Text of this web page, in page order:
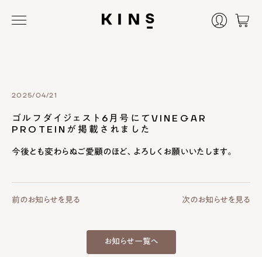
2025/04/21
ゴルフダイジェスト6月号にてVINEGAR
PROTEINが掲載されました
今後とも変わらぬご愛顧のほど、よろしくお願いいたします。
前のお知らせを見る 次のお知らせを見る
お知らせ一覧へ